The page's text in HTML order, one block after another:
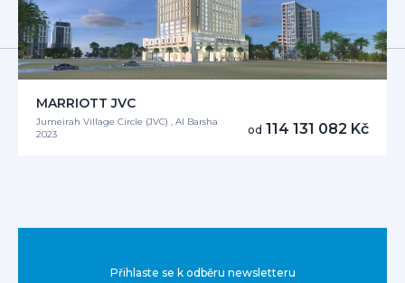
MARRIOTT JVC
Jumeirah Village Circle (JVC) , Al Barsha
2023
od 114 131 082 Kč
Přihlaste se k odběru newsletteru